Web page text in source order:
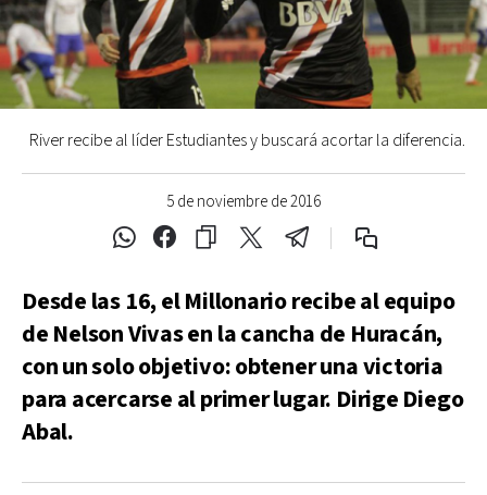
5 de noviembre de 2016
River recibe al líder Estudiantes y buscará acortar la diferencia.
Desde las 16, el Millonario recibe al equipo
de Nelson Vivas en la cancha de Huracán,
con un solo objetivo: obtener una victoria
para acercarse al primer lugar. Dirige Diego
Abal.